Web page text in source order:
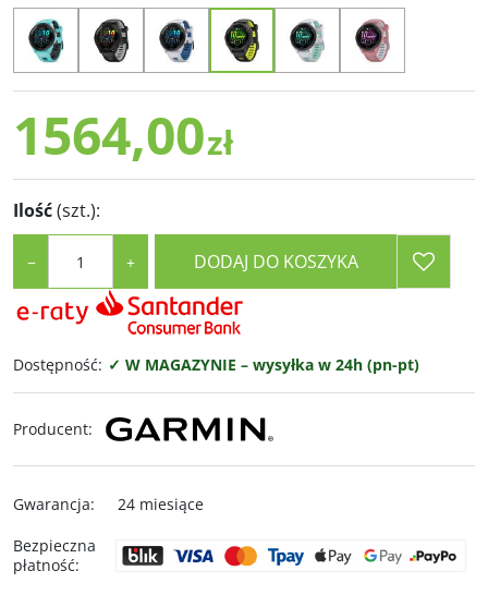
1564,00zł
Ilość(szt.):
− + DODAJ DO KOSZYKA
Dostępność: ✓ W MAGAZYNIE – wysyłka w 24h (pn-pt)
Producent:
Gwarancja:
24 miesiące
Bezpieczna
płatność: